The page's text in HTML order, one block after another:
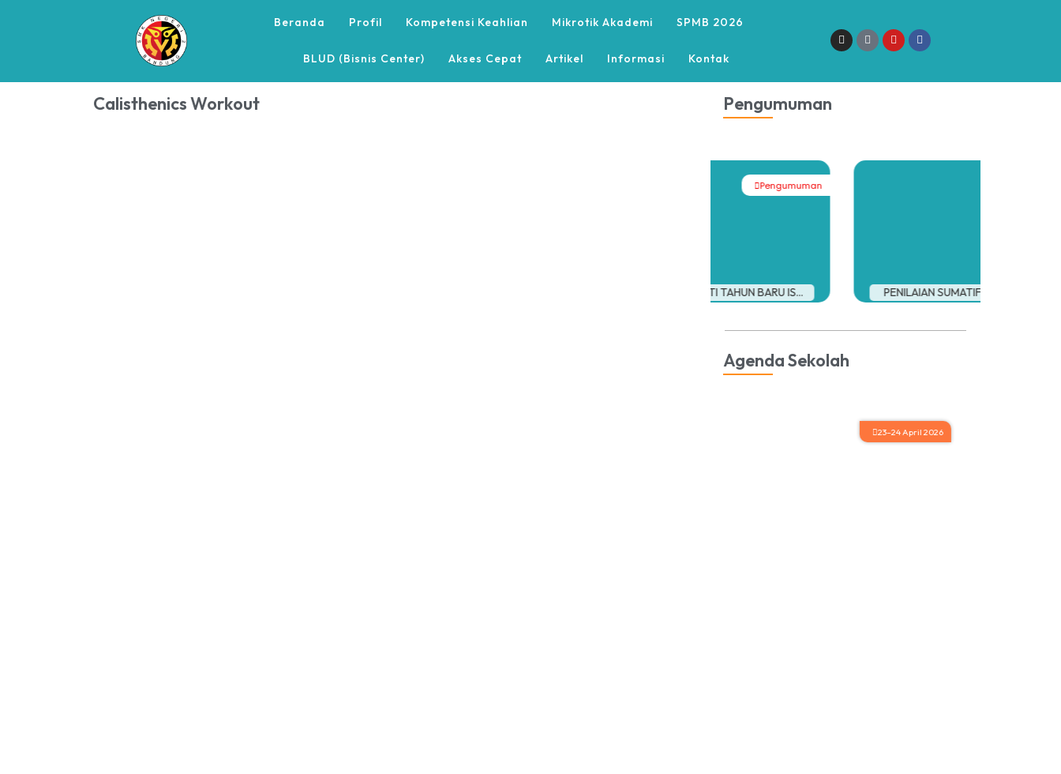
Beranda Profil Kompetensi Keahlian Mikrotik Akademi SPMB 2026
BLUD (Bisnis Center) Akses Cepat Artikel Informasi Kontak
Calisthenics Workout Pengumuman
PENILAIAN SUMATIF AKHIR TAHUN (P...
Agenda Sekolah
16 April - 17 April 2026